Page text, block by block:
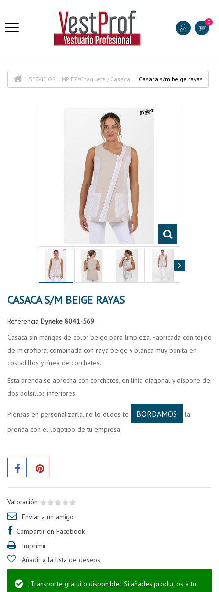
0
SERVICIOS LIMPIEZAChaqueta / Casaca Casaca s/m beige rayas
CASACA S/M BEIGE RAYAS
Referencia Dyneke 8041-569
Casaca sin mangas de color beige para limpieza. Fabricada con tejido
de microfibra, combinada con raya beige y blanca muy bonita en
costadillos y línea de corchetes.
Esta prenda se abrocha con corchetes, en línia diagonal y dispone de
dos bolsillos inferiores.
Piensas en personalizarla, no lo dudes te BORDAMOS
la
prenda con el logotipo de tu empresa.
Valoración
Enviar a un amigo
Compartir en Facebook
Imprimir
Añadir a la lista de deseos
¡Transporte gratuito disponible! Si añades productos a tu